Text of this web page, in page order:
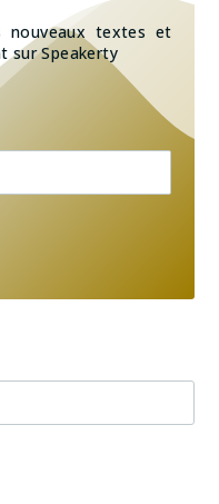
nouveaux textes et
sur Speakerty